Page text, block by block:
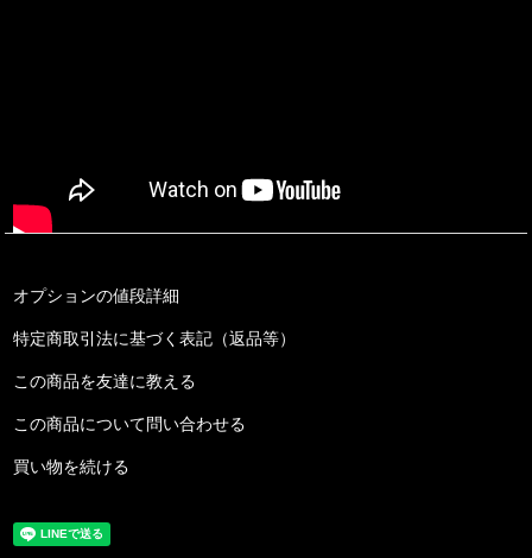
オプションの値段詳細
特定商取引法に基づく表記（返品等）
この商品を友達に教える
この商品について問い合わせる
買い物を続ける